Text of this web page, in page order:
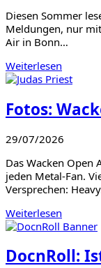
Diesen Sommer
Meldungen, nur
Air in Bonn…
Weiterlesen
Fotos:
29/07/2026
Das Wacken
jeden Metal-Fan.
Versprechen:
Weiterlesen
DocnRoll: